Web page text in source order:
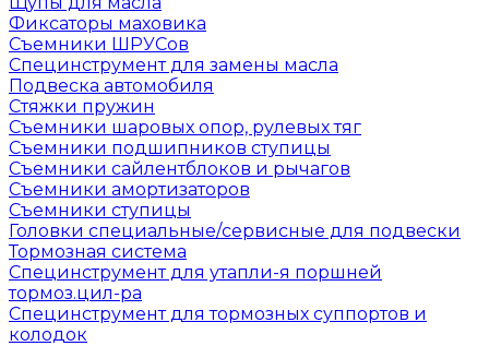
Фиксаторы маховика
Съемники ШРУСов
Специнструмент для замены масла
Подвеска автомобиля
Стяжки пружин
Съемники шаровых опор, рулевых тяг
Съемники подшипников ступицы
Съемники сайлентблоков и рычагов
Съемники амортизаторов
Съемники ступицы
Головки специальные/сервисные для подвески
Тормозная система
Специнструмент для утапли-я поршней
тормоз.цил-ра
Специнструмент для тормозных суппортов и
колодок